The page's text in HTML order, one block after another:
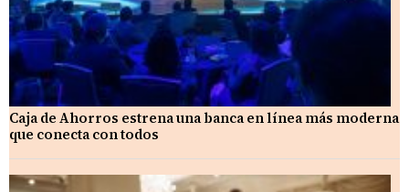
Caja de Ahorros estrena una banca en línea más moderna
que conecta con todos